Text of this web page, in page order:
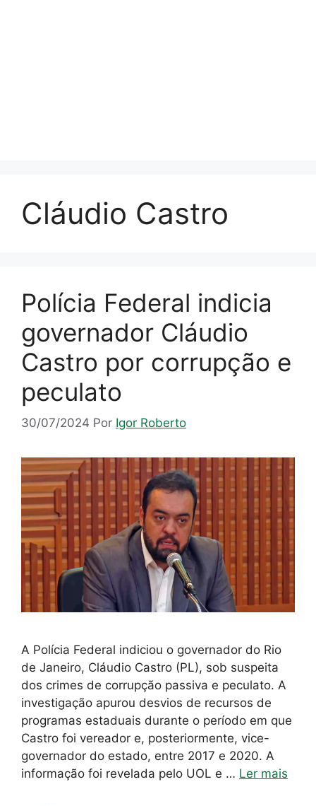
Cláudio Castro
Polícia Federal indicia
governador Cláudio
Castro por corrupção e
peculato
30/07/2024 Por Igor Roberto
A Polícia Federal indiciou o governador do Rio
de Janeiro, Cláudio Castro (PL), sob suspeita
dos crimes de corrupção passiva e peculato. A
investigação apurou desvios de recursos de
programas estaduais durante o período em que
Castro foi vereador e, posteriormente, vice-
governador do estado, entre 2017 e 2020. A
informação foi revelada pelo UOL e … Ler mais